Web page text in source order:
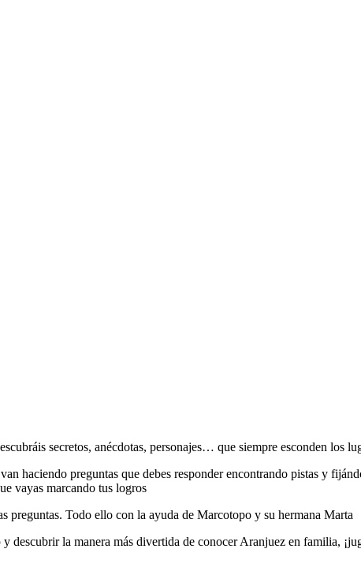
secretos, anécdotas, personajes… que siempre esconden los
haciendo preguntas que debes responder encontrando pistas y
vayas marcando tus logros
preguntas. Todo ello con la ayuda de Marcotopo y su hermana Marta
la manera más divertida de conocer Aranjuez en familia,